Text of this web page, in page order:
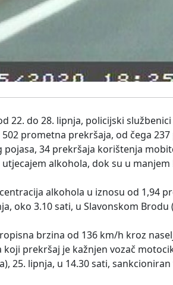
22. do 28. lipnja, policijski
prometna prekršaja, od čega
34 prekršaja korištenja
alkohola, dok su u
alkohola u iznosu od 1,94
oko 3.10 sati, u Slavonskom Brodu
brzina od 136 km/h kroz
koji prekršaj je kažnjen vozač
25. lipnja, u 14.30 sati,